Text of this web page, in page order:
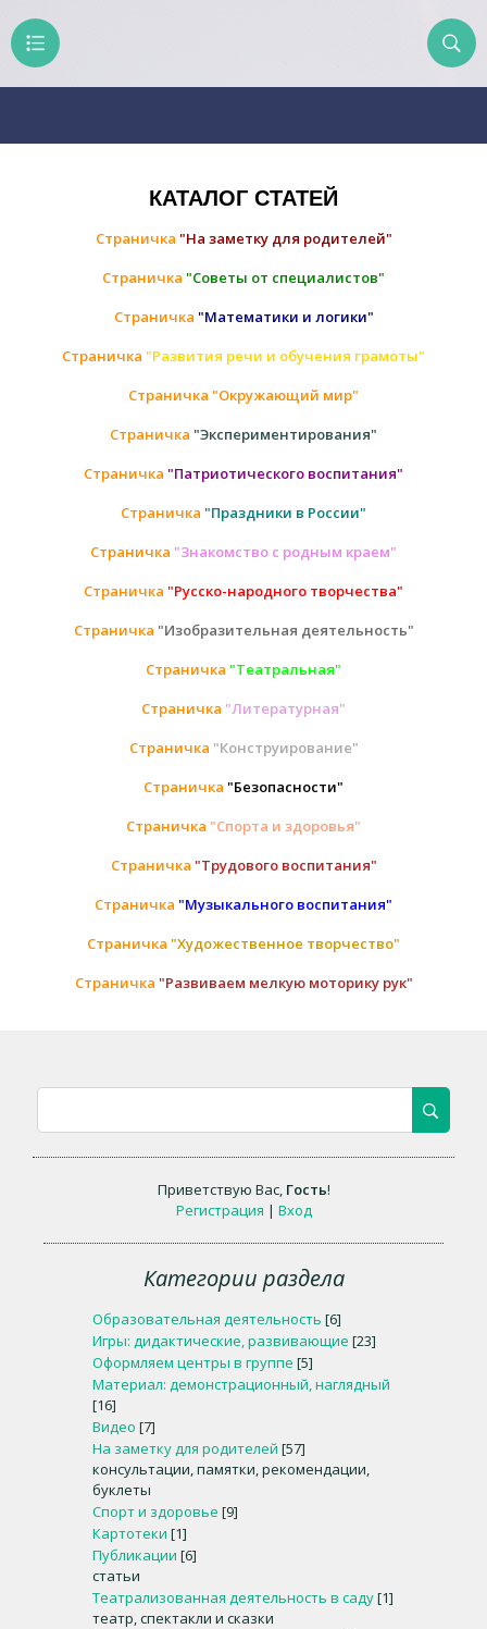
КАТАЛОГ СТАТЕЙ
Страничка "На заметку для родителей"
Страничка "Советы от специалистов"
Страничка "Математики и логики"
Страничка "Развития речи и обучения грамоты"
Страничка "Окружающий мир"
Страничка "Экспериментирования"
Страничка "Патриотического воспитания"
Страничка "Праздники в России"
Страничка "Знакомство с родным краем"
Страничка "Русско-народного творчества"
Страничка "Изобразительная деятельность"
Страничка "Театральная"
Страничка "Литературная"
Страничка "Конструирование"
Страничка "Безопасности"
Страничка "Спорта и здоровья"
Страничка "Трудового воспитания"
Страничка "Музыкального воспитания"
Страничка "Художественное творчество"
Страничка "Развиваем мелкую моторику рук"
Приветствую Вас, Гость!
Регистрация | Вход
Категории раздела
Образовательная деятельность [6]
Игры: дидактические, развивающие [23]
Оформляем центры в группе [5]
Материал: демонстрационный, наглядный
[16]
Видео [7]
На заметку для родителей [57]
консультации, памятки, рекомендации,
буклеты
Спорт и здоровье [9]
Картотеки [1]
Публикации [6]
статьи
Театрализованная деятельность в саду[1]
театр, спектакли и сказки